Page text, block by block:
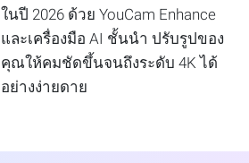
ในปี 2026 ด้วย YouCam Enhance
และเครื่องมือ AI ชั้นนำ ปรับรูปของ
คุณให้คมชัดขึ้นจนถึงระดับ 4K ได้
อย่างง่ายดาย